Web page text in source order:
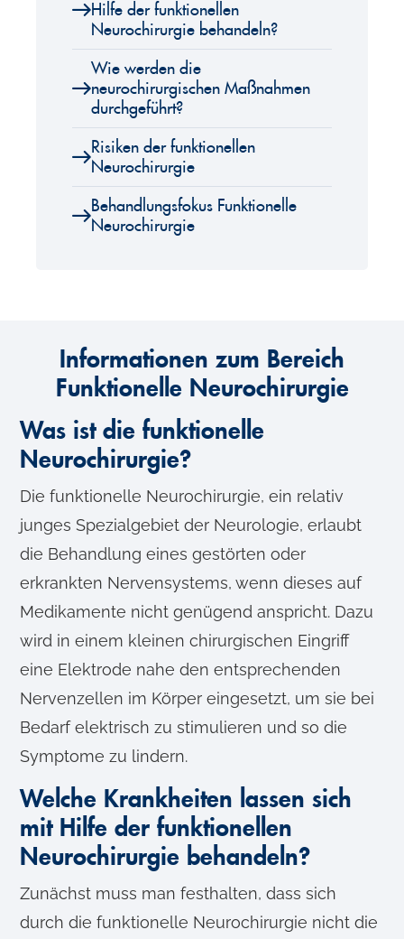
Hilfe der funktionellen
Neurochirurgie behandeln?
Wie werden die
neurochirurgischen Maßnahmen
durchgeführt?
Risiken der funktionellen
Neurochirurgie
Behandlungsfokus Funktionelle
Neurochirurgie
Informationen zum Bereich
Funktionelle Neurochirurgie
Was ist die funktionelle
Neurochirurgie?
Die funktionelle Neurochirurgie, ein relativ
junges Spezialgebiet der Neurologie, erlaubt
die Behandlung eines gestörten oder
erkrankten Nervensystems, wenn dieses auf
Medikamente nicht genügend anspricht. Dazu
wird in einem kleinen chirurgischen Eingriff
eine Elektrode nahe den entsprechenden
Nervenzellen im Körper eingesetzt, um sie bei
Bedarf elektrisch zu stimulieren und so die
Symptome zu lindern.
Welche Krankheiten lassen sich
mit Hilfe der funktionellen
Neurochirurgie behandeln?
Zunächst muss man festhalten, dass sich
durch die funktionelle Neurochirurgie nicht die